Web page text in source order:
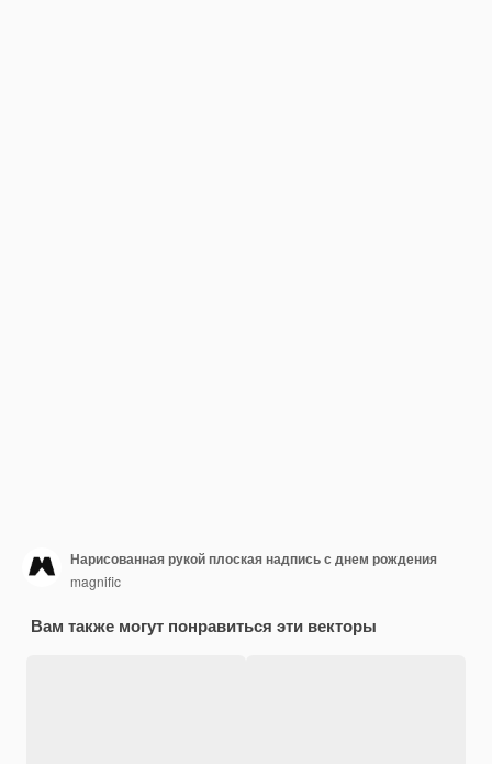
Нарисованная рукой плоская надпись с днем рождения
magnific
Вам также могут понравиться эти векторы